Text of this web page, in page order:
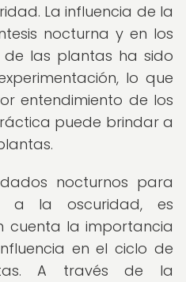
La influencia de la
nocturna y en los
de las plantas ha sido
lo que
entendimiento de los
puede brindar a
nocturnos para
a la oscuridad, es
cuenta la importancia
en el ciclo de
A través de la